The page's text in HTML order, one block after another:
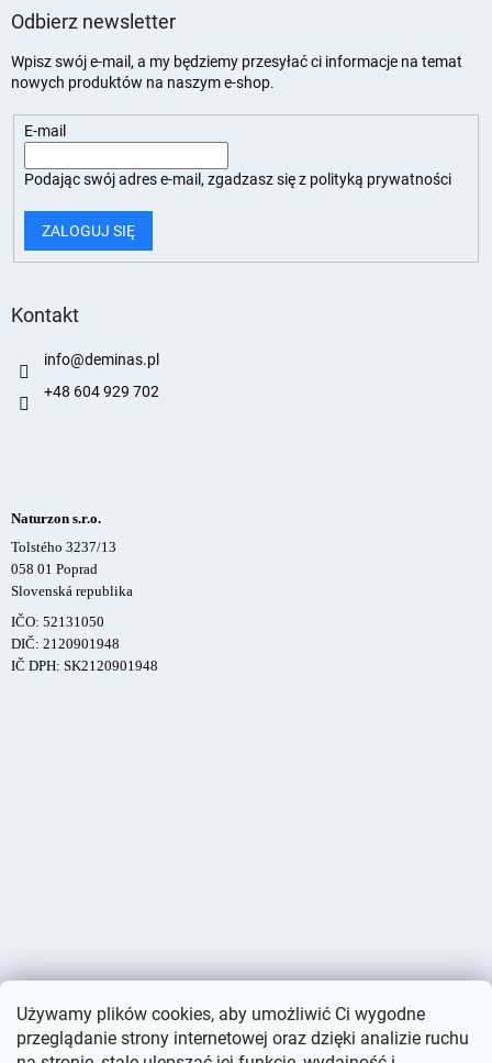
Używamy plików cookies, aby umożliwić Ci wygodne
przeglądanie strony internetowej oraz dzięki analizie ruchu
Odbierz newsletter
Wpisz swój e-mail, a my będziemy przesyłać ci informacje na temat
nowych produktów na naszym e-shop.
E-mail
Podając swój adres e-mail, zgadzasz się z polityką prywatności
ZALOGUJ SIĘ
Kontakt
info@deminas.pl
+48 604 929 702
Naturzon s.r.o.
Tolstého 3237/13
058 01 Poprad
Slovenská republika
IČO: 52131050
DIČ: 2120901948
IČ DPH: SK2120901948